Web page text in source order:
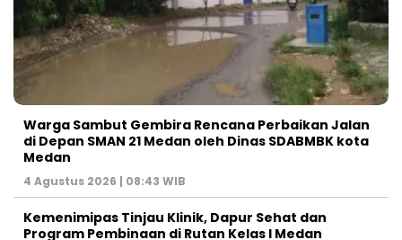
Warga Sambut Gembira Rencana Perbaikan Jalan
di Depan SMAN 21 Medan oleh Dinas SDABMBK kota
Medan
4 Agustus 2026 | 08:43 WIB
Kemenimipas Tinjau Klinik, Dapur Sehat dan
Program Pembinaan di Rutan Kelas I Medan